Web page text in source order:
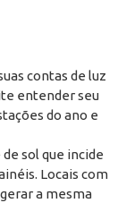
contas de luz
entender seu
do ano e
sol que incide
Locais com
a mesma